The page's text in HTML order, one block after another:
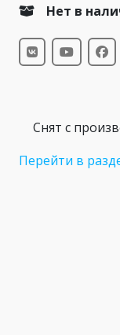
Нет в
Снят с
Перейти в